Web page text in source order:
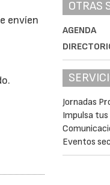
envíen
OTRAS
AGENDA
Jornadas
Impulsa
Eventos